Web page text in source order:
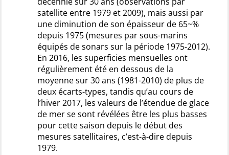
satellite entre 1979 et 2009), mais aussi par
une diminution de son épaisseur de 65~%
depuis 1975 (mesures par sous-marins
équipés de sonars sur la période 1975-2012).
En 2016, les superficies mensuelles ont
régulièrement été en dessous de la
moyenne sur 30 ans (1981-2010) de plus de
deux écarts-types, tandis qu’au cours de
l’hiver 2017, les valeurs de l’étendue de glace
de mer se sont révélées être les plus basses
pour cette saison depuis le début des
mesures satellitaires, c’est-à-dire depuis
1979.